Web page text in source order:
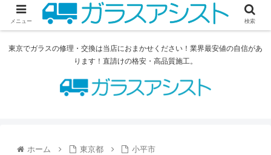
東京でガラスの修理・交換は当店におまかせください！業界最安値の自信があ
ります！直請けの格安・高品質施工。
ホーム 東京都 小平市
メニュー 検索